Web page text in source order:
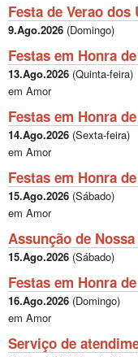
Festa de Verao dos
9.Ago.2026 (Domingo)
Festas em Honra
13.Ago.2026 (Quinta-feira)
em Amor
Festas em Honra
14.Ago.2026 (Sexta-feira)
em Amor
Festas em Honra
15.Ago.2026 (Sábado)
em Amor
Assunção de
15.Ago.2026 (Sábado)
Festas em Honra
16.Ago.2026 (Domingo)
em Amor
Serviço de